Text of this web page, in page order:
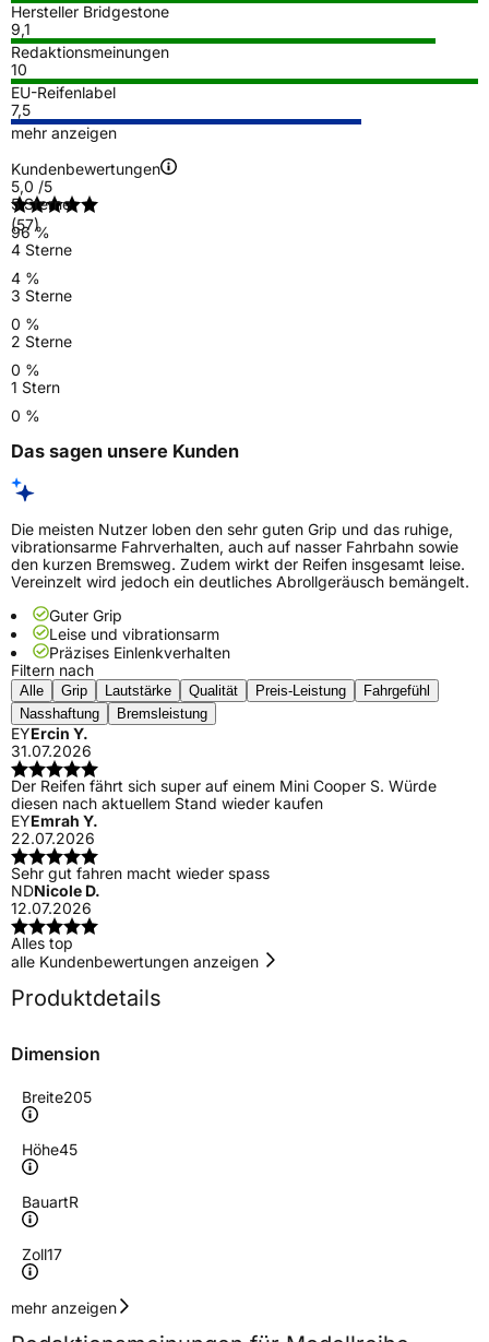
Hersteller Bridgestone
9,1
Redaktionsmeinungen
10
EU-Reifenlabel
7,5
mehr anzeigen
Kundenbewertungen
5,0 /5
(57)
5 Sterne
96 %
4 Sterne
4 %
3 Sterne
0 %
2 Sterne
0 %
1 Stern
0 %
Das sagen unsere Kunden
Die meisten Nutzer loben den sehr guten Grip und das ruhige,
vibrationsarme Fahrverhalten, auch auf nasser Fahrbahn sowie
den kurzen Bremsweg. Zudem wirkt der Reifen insgesamt leise.
Vereinzelt wird jedoch ein deutliches Abrollgeräusch bemängelt.
Guter Grip
Leise und vibrationsarm
Präzises Einlenkverhalten
Filtern nach
Alle Grip Lautstärke Qualität Preis-Leistung
Fahrgefühl
Nasshaftung
Bremsleistung
EYErcin Y.
31.07.2026
Der Reifen fährt sich super auf einem Mini Cooper S. Würde
diesen nach aktuellem Stand wieder kaufen
EYEmrah Y.
22.07.2026
Sehr gut fahren macht wieder spass
NDNicole D.
12.07.2026
Alles top
alle Kundenbewertungen anzeigen
Produktdetails
Dimension
Breite205
Höhe45
BauartR
Zoll17
Geschwindigkeitsindex
mehr anzeigen